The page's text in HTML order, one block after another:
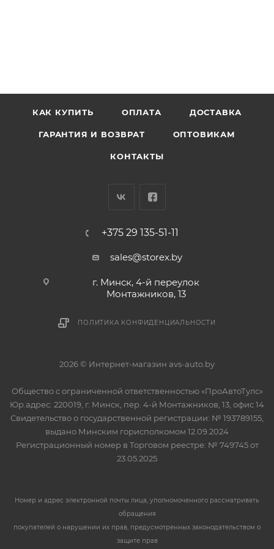
КАК КУПИТЬ ОПЛАТА ДОСТАВКА
ГАРАНТИЯ И ВОЗВРАТ ОПТОВИКАМ
КОНТАКТЫ
+375 29 135-51-11
sales@storex.by
г. Минск, 4-й переулок
Монтажников, 13
ПОЛИТИКА КОНФИДЕНЦИАЛЬНОСТИ
2026 © Интернет-магазин avs-auto.by
Общество с ограниченной ответственностью «ПроАвтоТулс»
Юр.адрес: 220019, г. Минск, пер. 4-й Монтажников, 13, офис 14
Свидетельство о государственной регистрации: № 193789155,
выдано Минским горисполкомом 12.09.2024
Регистрационный номер в Торговом реестре: № 749745 от
23.05.2025
Номер и адрес электронной почты лица, уполномоченного рассматривать
обращения
покупателей о нарушении их прав, предусмотренных законодательством о
защите прав